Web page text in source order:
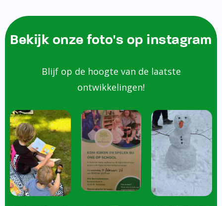
Bekijk onze foto's op instagram
Blijf op de hoogte van de laatste
ontwikkelingen!